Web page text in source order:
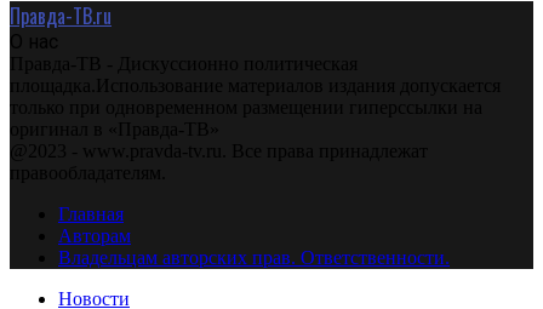
Правда-ТВ.ru
О нас
Правда-ТВ - Дискуссионно политическая
площадка.Использование материалов издания допускается
только при одновременном размещении гиперссылки на
оригинал в «Правда-ТВ»
@2023 - www.pravda-tv.ru. Все права принадлежат
правообладателям.
Главная
Авторам
Владельцам авторских прав. Ответственности.
Новости